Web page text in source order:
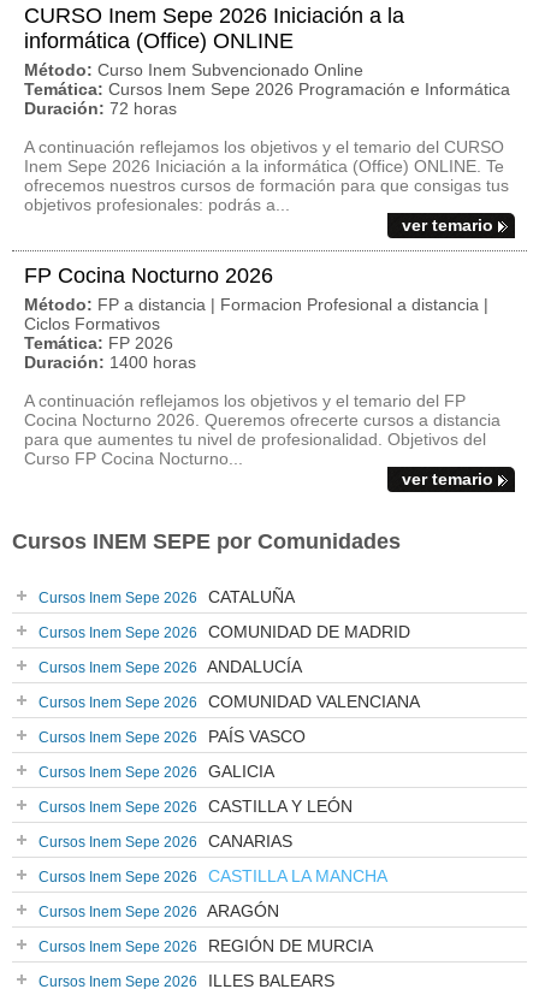
CURSO Inem Sepe 2026 Iniciación a la
informática (Office) ONLINE
Método: Curso Inem Subvencionado Online
Temática: Cursos Inem Sepe 2026 Programación e Informática
Duración: 72 horas
A continuación reflejamos los objetivos y el temario del CURSO
Inem Sepe 2026 Iniciación a la informática (Office) ONLINE. Te
ofrecemos nuestros cursos de formación para que consigas tus
objetivos profesionales: podrás a...
ver temario
FP Cocina Nocturno 2026
Método: FP a distancia | Formacion Profesional a distancia |
Ciclos Formativos
Temática: FP 2026
Duración: 1400 horas
A continuación reflejamos los objetivos y el temario del FP
Cocina Nocturno 2026. Queremos ofrecerte cursos a distancia
para que aumentes tu nivel de profesionalidad. Objetivos del
Curso FP Cocina Nocturno...
ver temario
Cursos INEM SEPE por Comunidades
Cursos Inem Sepe 2026 CATALUÑA
Cursos Inem Sepe 2026 COMUNIDAD DE MADRID
Cursos Inem Sepe 2026 ANDALUCÍA
Cursos Inem Sepe 2026 COMUNIDAD VALENCIANA
Cursos Inem Sepe 2026 PAÍS VASCO
Cursos Inem Sepe 2026 GALICIA
Cursos Inem Sepe 2026 CASTILLA Y LEÓN
Cursos Inem Sepe 2026 CANARIAS
Cursos Inem Sepe 2026 CASTILLA LA MANCHA
Cursos Inem Sepe 2026 ARAGÓN
Cursos Inem Sepe 2026 REGIÓN DE MURCIA
Cursos Inem Sepe 2026 ILLES BALEARS